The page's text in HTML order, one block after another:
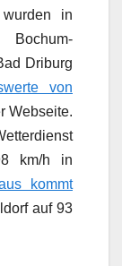
wurden in
Driburg
von
Webseite.
km/h in
kommt
auf 93